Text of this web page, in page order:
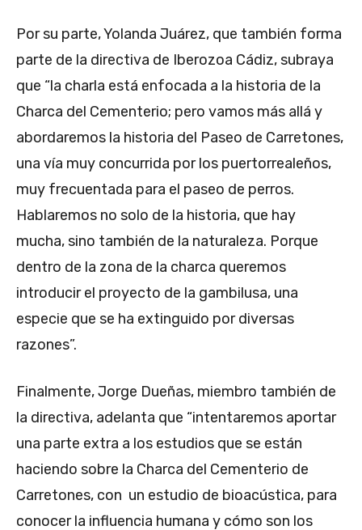
Por su parte, Yolanda Juárez, que también forma
parte de la directiva de Iberozoa Cádiz, subraya
que “la charla está enfocada a la historia de la
Charca del Cementerio; pero vamos más allá y
abordaremos la historia del Paseo de Carretones,
una vía muy concurrida por los puertorrealeños,
muy frecuentada para el paseo de perros.
Hablaremos no solo de la historia, que hay
mucha, sino también de la naturaleza. Porque
dentro de la zona de la charca queremos
introducir el proyecto de la gambilusa, una
especie que se ha extinguido por diversas
razones”.
Finalmente, Jorge Dueñas, miembro también de
la directiva, adelanta que “intentaremos aportar
una parte extra a los estudios que se están
haciendo sobre la Charca del Cementerio de
Carretones, con un estudio de bioacústica, para
conocer la influencia humana y cómo son los